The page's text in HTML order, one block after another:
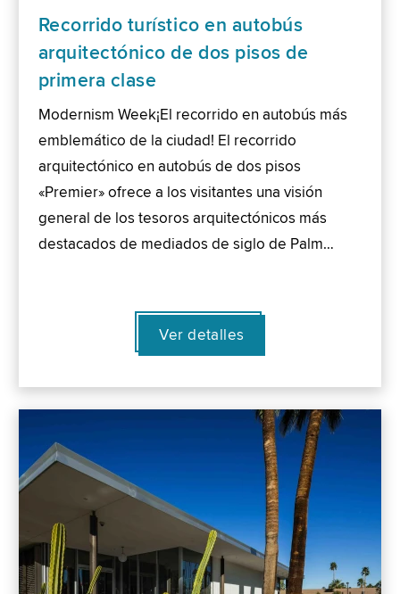
Recorrido turístico en autobús
arquitectónico de dos pisos de
primera clase
Modernism Week¡El recorrido en autobús más
emblemático de la ciudad! El recorrido
arquitectónico en autobús de dos pisos
«Premier» ofrece a los visitantes una visión
general de los tesoros arquitectónicos más
destacados de mediados de siglo de Palm…
Ver detalles